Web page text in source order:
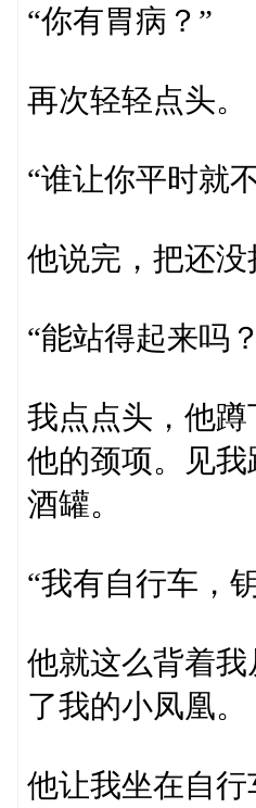
“你有胃病？”
再次轻轻点头。
“谁让你平时就
他说完，把还
“能站得起来吗
我点点头，他
他的颈项。见
酒罐。
“我有自行车，
他就这么背着
了我的小凤凰。
他让我坐在自